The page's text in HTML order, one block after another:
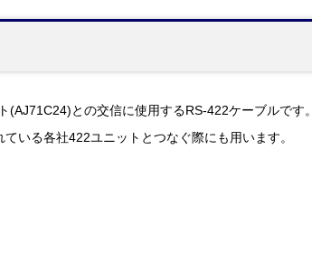
との交信に使用するRS-422ケーブルです。
いる各社422ユニットとつなぐ際にも用います。